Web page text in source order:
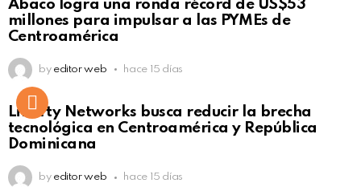
Click to view this post
Ábaco logra una ronda récord de US$53
millones para impulsar a las PYMEs de
Centroamérica
by editor web hace 15 días
Liberty Networks busca reducir la brecha
tecnológica en Centroamérica y República
Dominicana
by editor web hace 15 días